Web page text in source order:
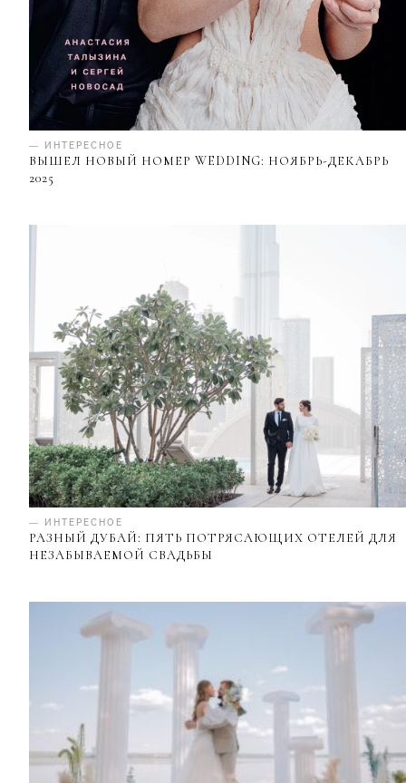
— ИНТЕРЕСНОЕ
ВЫШЕЛ НОВЫЙ НОМЕР WEDDING: НОЯБРЬ-ДЕКАБРЬ
2025
— ИНТЕРЕСНОЕ
РАЗНЫЙ ДУБАЙ: ПЯТЬ ПОТРЯСАЮЩИХ ОТЕЛЕЙ ДЛЯ
НЕЗАБЫВАЕМОЙ СВАДЬБЫ